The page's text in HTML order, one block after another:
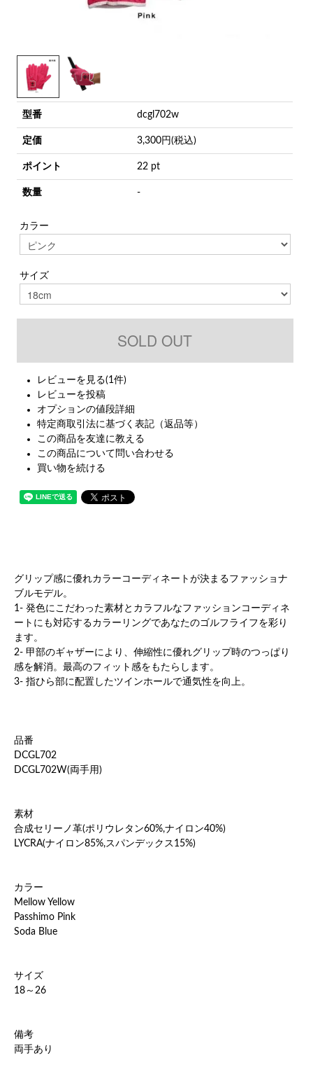
型番 dcgl702w
定価 3,300円(税込)
ポイント 22 pt
数量 -
カラー
サイズ
レビューを見る(1件)
レビューを投稿
オプションの値段詳細
特定商取引法に基づく表記（返品等）
この商品を友達に教える
この商品について問い合わせる
買い物を続ける
グリップ感に優れカラーコーディネートが決まるファッショナ
ブルモデル。
1- 発色にこだわった素材とカラフルなファッションコーディネ
ートにも対応するカラーリングであなたのゴルフライフを彩り
ます。
2- 甲部のギャザーにより、伸縮性に優れグリップ時のつっぱり
感を解消。最高のフィット感をもたらします。
3- 指ひら部に配置したツインホールで通気性を向上。
品番
DCGL702
DCGL702W(両手用)
素材
合成セリーノ革(ポリウレタン60%,ナイロン40%)
LYCRA(ナイロン85%,スパンデックス15%)
カラー
Mellow Yellow
Passhimo Pink
Soda Blue
サイズ
18～26
備考
両手あり